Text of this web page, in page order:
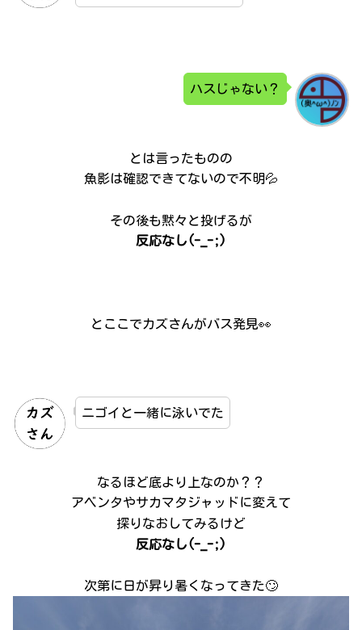
ハスじゃない？
とは言ったものの
魚影は確認できてないので不明💦
その後も黙々と投げるが
反応なし(-_-;)
とここでカズさんがバス発見👀
ニゴイと一緒に泳いでた
なるほど底より上なのか？？
アベンタやサカマタジャッドに変えて
探りなおしてみるけど
反応なし(-_-;)
次第に日が昇り暑くなってきた🙄